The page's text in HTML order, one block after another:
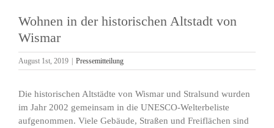
Wohnen in der historischen Altstadt von
Wismar
August 1st, 2019 Pressemitteilung
Die historischen Altstädte von Wismar und Stralsund wurden
im Jahr 2002 gemeinsam in die UNESCO-Welterbeliste
aufgenommen. Viele Gebäude, Straßen und Freiflächen sind